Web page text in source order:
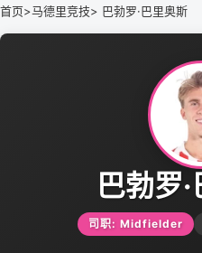
首页>马德里竞技> 巴勃罗·巴里奥斯
巴勃罗
司职: Midfielder